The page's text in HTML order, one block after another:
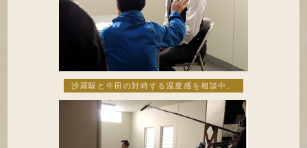
沙羅駆と牛田の対峙する温度感を相談中。